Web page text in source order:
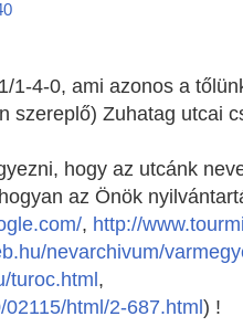
1-4-0, ami azonos a
szereplő) Zuhatag utcai
hogy az utcánk
az Önök
, http://
nevarchivum/
turoc.html ,
html/2-687.html ) !